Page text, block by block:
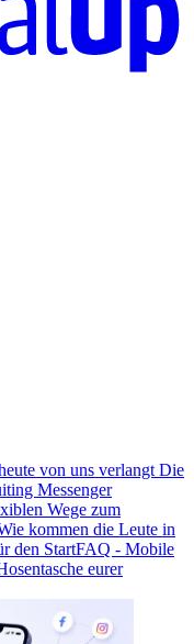
von uns verlangt Die
Messenger
Wege zum
kommen die Leute in
den StartFAQ - Mobile
eurer